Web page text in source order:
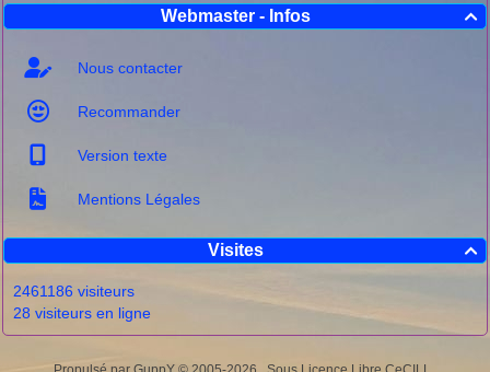

Webmaster - Infos
Nous contacter
Recommander
Version texte
Mentions Légales

Visites
2461186 visiteurs
28 visiteurs en ligne